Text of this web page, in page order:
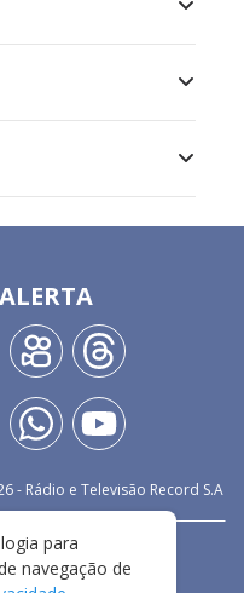
- Rádio e Televisão Record S.A
PRIVACIDADE
DE USO
para
navegação de